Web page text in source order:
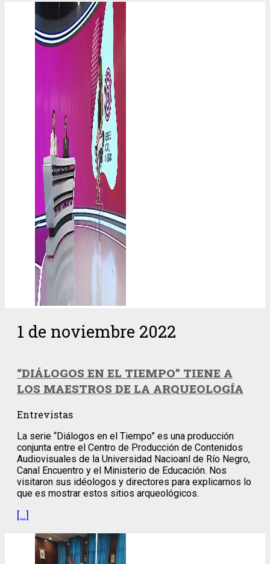
1 de noviembre 2022
“DIÁLOGOS EN EL TIEMPO” TIENE A
LOS MAESTROS DE LA ARQUEOLOGÍA
Entrevistas
La serie “Diálogos en el Tiempo” es una producción
conjunta entre el Centro de Producción de Contenidos
Audiovisuales de la Universidad Nacioanl de Río Negro,
Canal Encuentro y el Ministerio de Educación. Nos
visitaron sus idéologos y directores para explicarnos lo
que es mostrar estos sitios arqueológicos.
[…]